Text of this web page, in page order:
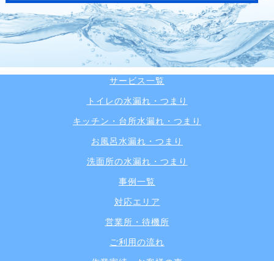
サービス一覧
トイレの水漏れ・つまり
キッチン・台所水漏れ・つまり
お風呂水漏れ・つまり
洗面所の水漏れ・つまり
事例一覧
対応エリア
営業所・待機所
ご利用の流れ